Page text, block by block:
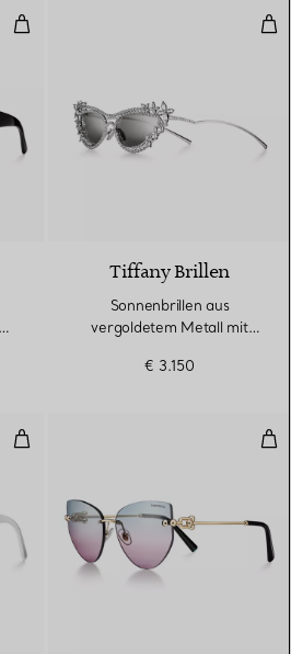
Sonnenbrille aus schwarzem
Tiffany Brillen
Sonnenbrillen aus
vergoldetem Metall mit
€ 3.150
Sonnenbrille aus weißem